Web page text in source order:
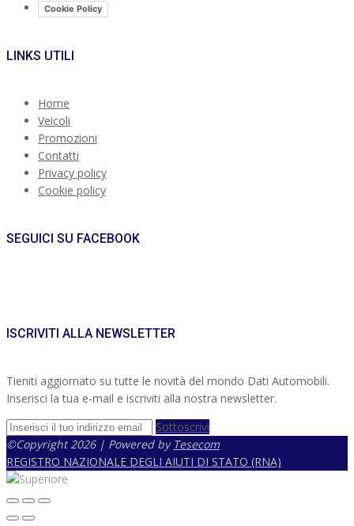
Cookie Policy
LINKS UTILI
Home
Veicoli
Promozioni
Contatti
Privacy policy
Cookie policy
SEGUICI SU FACEBOOK
ISCRIVITI ALLA NEWSLETTER
Tieniti aggiornato su tutte le novità del mondo Dati Automobili.
Inserisci la tua e-mail e iscriviti alla nostra newsletter.
Sottoscrivi
©Copyright 2026 | Powered by Tesecom
REGISTRO NAZIONALE DEGLI AIUTI DI STATO (RNA)